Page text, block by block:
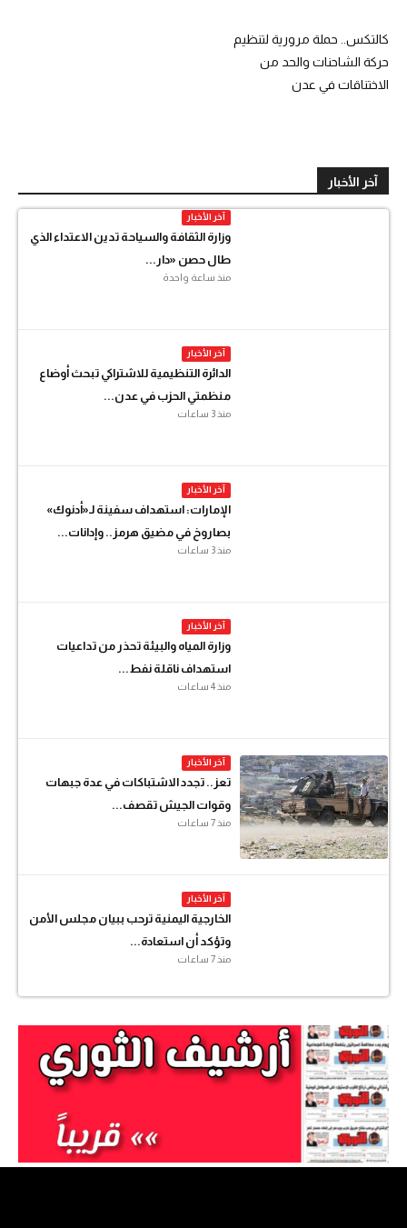
كالتكس.. حملة مرورية لتنظيم
حركة الشاحنات والحد من
الاختناقات في عدن
آخر الأخبار
آخر الأخبار
وزارة الثقافة والسياحة تدين الاعتداء الذي
طال حصن «دار...
منذ ساعة واحدة
آخر الأخبار
الدائرة التنظيمية للاشتراكي تبحث أوضاع
منظمتي الحزب في عدن...
منذ 3 ساعات
آخر الأخبار
الإمارات: استهداف سفينة لـ«أدنوك»
بصاروخ في مضيق هرمز.. وإدانات...
منذ 3 ساعات
آخر الأخبار
وزارة المياه والبيئة تحذر من تداعيات
استهداف ناقلة نفط...
منذ 4 ساعات
آخر الأخبار
تعز.. تجدد الاشتباكات في عدة جبهات
وقوات الجيش تقصف...
منذ 7 ساعات
آخر الأخبار
الخارجية اليمنية ترحب ببيان مجلس الأمن
وتؤكد أن استعادة...
منذ 7 ساعات